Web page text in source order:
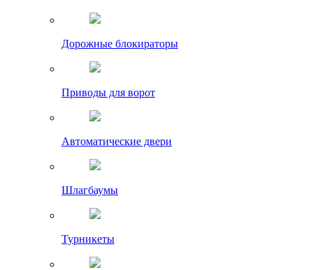
Дорожные блокираторы
Приводы для ворот
Автоматические двери
Шлагбаумы
Турникеты